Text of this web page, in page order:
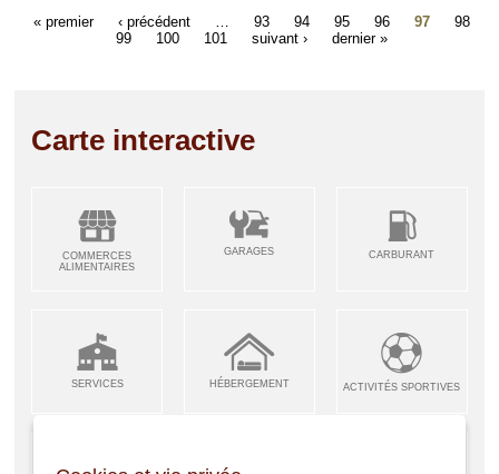
« premier ‹ précédent 93 94 95 96 97
98
99
100 101 suivant › dernier »
Carte interactive
COMMERCES
ALIMENTAIRES
GARAGES CARBURANT
SERVICES HÉBERGEMENT ACTIVITÉS SPORTIVES